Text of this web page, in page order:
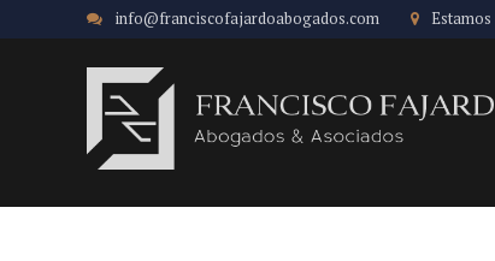
info@franciscofajardoabogados.com